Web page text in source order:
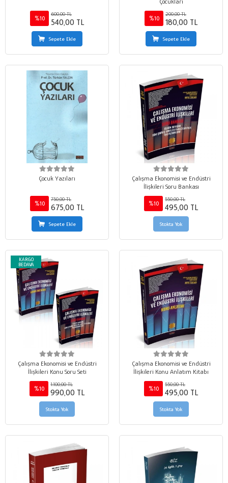
%10
600,00 TL
540,00 TL
Sepete Ekle
%10
200,00 TL
180,00 TL
Sepete Ekle
Çocuk Yazıları
%10
750,00 TL
675,00 TL
Sepete Ekle
Çalışma Ekonomisi ve Endüstri
İlişkileri Soru Bankası
%10
550,00 TL
495,00 TL
Stokta Yok
KARGO
BEDAVA
Çalışma Ekonomisi ve Endüstri
İlişkileri Konu Soru Seti
%10
1.100,00 TL
990,00 TL
Stokta Yok
Çalışma Ekonomisi ve Endüstri
İlişkileri Konu Anlatım Kitabı
%10
550,00 TL
495,00 TL
Stokta Yok